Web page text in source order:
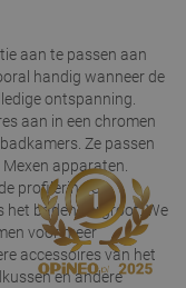
aan te passen aan
handig wanneer de
ontspanning.
aan in een chromen
Ze passen
apparaten.
profilering en
baden vergroot. We
voor meer
accessoires van het
en andere